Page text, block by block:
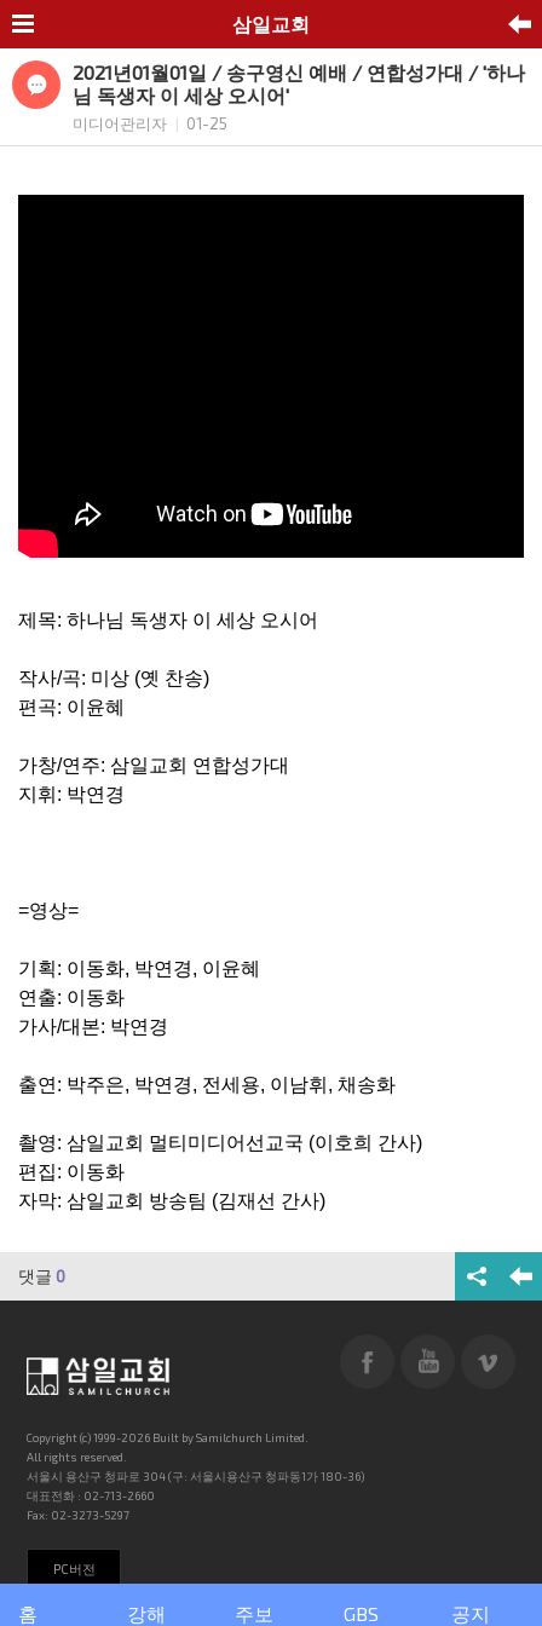
삼일교회
2021년01월01일 / 송구영신 예배 / 연합성가대 / '하나
님 독생자 이 세상 오시어'
미디어관리자 01-25
제목: 하나님 독생자 이 세상 오시어
작사/곡: 미상 (옛 찬송)
편곡: 이윤혜
가창/연주: 삼일교회 연합성가대
지휘: 박연경
=영상=
기획: 이동화, 박연경, 이윤혜
연출: 이동화
가사/대본: 박연경
출연: 박주은, 박연경, 전세용, 이남휘, 채송화
촬영: 삼일교회 멀티미디어선교국 (이호희 간사)
편집: 이동화
자막: 삼일교회 방송팀 (김재선 간사)
댓글 0
홈 강해 주보 GBS 공지
Copyright (c) 1999-2026 Built by Samilchurch Limited.
All rights reserved.
서울시 용산구 청파로 304 (구: 서울시용산구 청파동1가 180-36)
대표전화 : 02-713-2660
Fax: 02-3273-5297
PC버전